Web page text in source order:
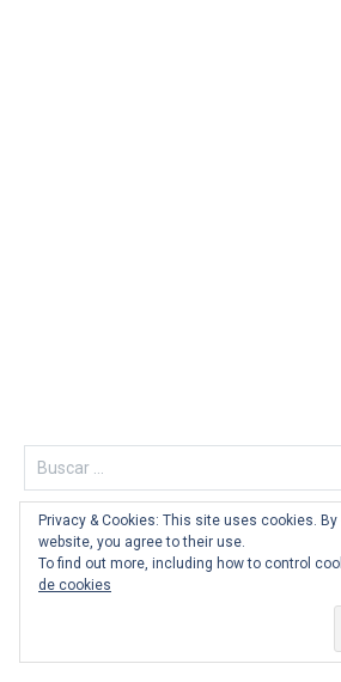
Buscar:
FACEBOOK
Privacy & Cookies: This site uses cookies.
website, you agree to their use.
To find out more, including how to control
de cookies